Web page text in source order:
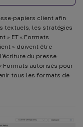
papiers client afin
textuels, les stratégies
» ET « Formats
» doivent être
du presse-
« Formats autorisés pour
tous les formats de